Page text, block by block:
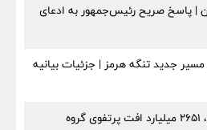
| پاسخ صریح رئیس‌جمهور به ادعای
جدید تنگه هرمز | جزئیات بیانیه
۳۷ میلیارد سود معاملاتی، ۲۶۵۱ میلیارد افت پرتفوی گروه